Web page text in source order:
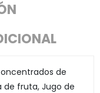
de
fruta, Jugo de